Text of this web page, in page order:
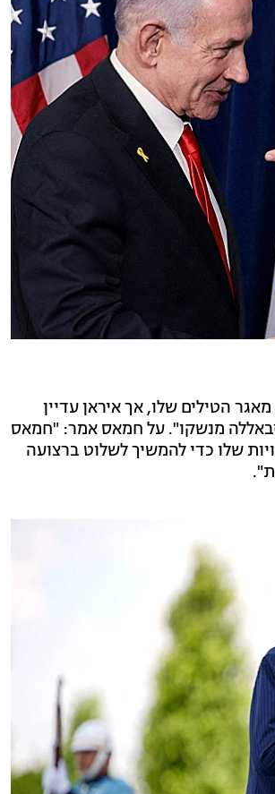
הטילים שלו, אך איראן עדיין
מנשקו". על חמאס אמר: "חמאס
שלו כדי להמשיך לשלוט ברצועה